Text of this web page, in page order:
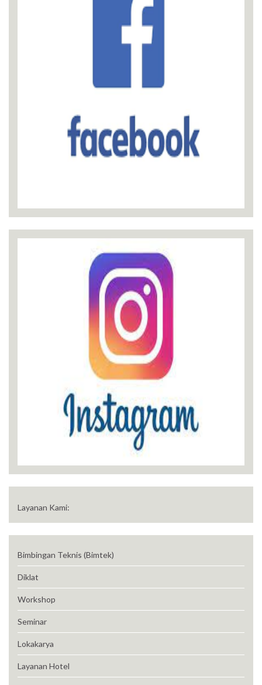
Layanan Kami:
Bimbingan Teknis (Bimtek)
Diklat
Workshop
Seminar
Lokakarya
Layanan Hotel